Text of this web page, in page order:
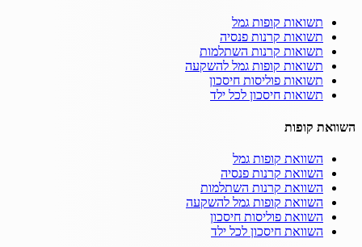
תשואות קופות גמל
תשואות קרנות פנסיה
תשואות קרנות השתלמות
תשואות קופות גמל להשקעה
תשואות פוליסות חיסכון
תשואות חיסכון לכל ילד
השוואת קופות
השוואת קופות גמל
השוואת קרנות פנסיה
השוואת קרנות השתלמות
השוואת קופות גמל להשקעה
השוואת פוליסות חיסכון
השוואת חיסכון לכל ילד